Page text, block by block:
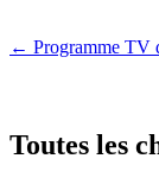
← Programme TV
Toutes les